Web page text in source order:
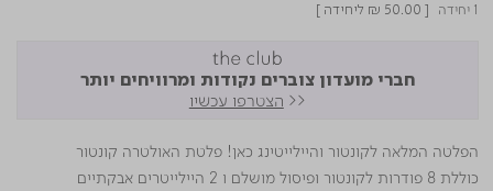
1 יחידה [
₪ 50.00 ליחידה ]
חברי מועדון צוברים נקודות ומרוויחים יותר
<< הצטרפו עכשיו
הפלטה המלאה לקונטור והיילייטינג כאן! פלטת האולטרה קונטור
כוללת 8 פודרות לקונטור ופיסול מושלם ו 2 היילייטרים אבקתיים